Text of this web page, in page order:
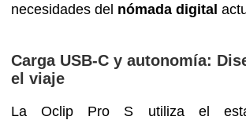
necesidades del nómada digital
Carga USB-C y autonomía:
el viaje
La Oclip Pro S utiliza el